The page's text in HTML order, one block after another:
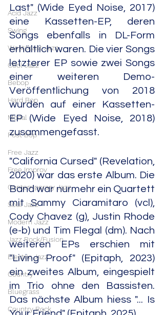
Acid Jazz
Swing
Westcoast Jazz
Cool Jazz
Bebop
Hard Bop
Modal
Post Bop
Free Jazz
Free Improv
Contemporary Jazz
Soul Jazz
Modern Jazz
Jazz Rock/Fusion
Electric Jazz
Country
Bluegrass
Country Rock
Last" (Wide Eyed Noise, 2017)
eine Kassetten-EP, deren
Songs ebenfalls in DL-Form
erhältlich waren. Die vier Songs
letzterer EP sowie zwei Songs
einer weiteren Demo-
Veröffentlichung von 2018
wurden auf einer Kassetten-
EP (Wide Eyed Noise, 2018)
zusammengefasst.
"California Cursed" (Revelation,
2020) war das erste Album. Die
Band war nurmehr ein Quartett
mit Sammy Ciaramitaro (vcl),
Cody Chavez (g), Justin Rhode
(e-b) und Tim Flegal (dm). Nach
weiteren EPs erschien mit
"Living Proof" (Epitaph, 2023)
ein zweites Album, eingespielt
im Trio ohne den Bassisten.
Das nächste Album hiess "... Is